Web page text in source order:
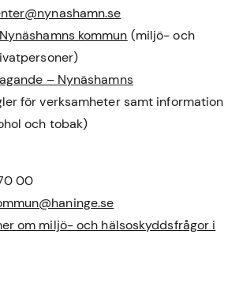
kommun (miljö- och
– Nynäshamns
för verksamheter samt information
och tobak)
00
om miljö- och hälsoskyddsfrågor i